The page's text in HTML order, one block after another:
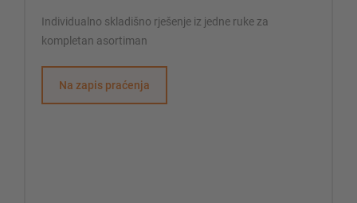
Individualno skladišno rješenje iz jedne ruke za
kompletan asortiman
Na zapis praćenja